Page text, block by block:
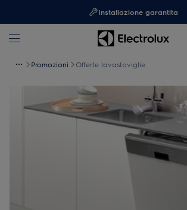
Installazione garantita
Promozioni Offerte lavastoviglie